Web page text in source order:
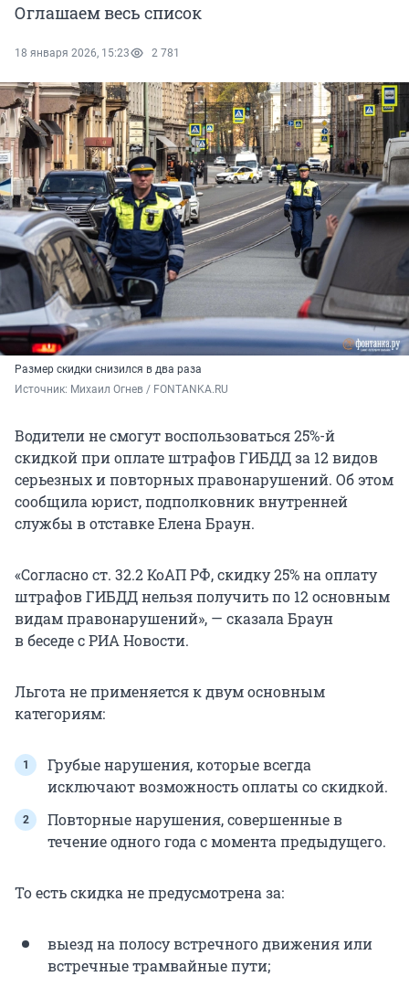
Оглашаем весь список
18 января 2026, 15:23 2 781
Размер скидки снизился в два раза
Источник: Михаил Огнев / FONTANKA.RU
Водители не смогут воспользоваться 25%-й
скидкой при оплате штрафов ГИБДД за 12 видов
серьезных и повторных правонарушений. Об этом
сообщила юрист, подполковник внутренней
службы в отставке Елена Браун.
«Согласно ст. 32.2 КоАП РФ, скидку 25% на оплату
штрафов ГИБДД нельзя получить по 12 основным
видам правонарушений», — сказала Браун
в беседе с РИА Новости.
Льгота не применяется к двум основным
категориям:
Грубые нарушения, которые всегда
исключают возможность оплаты со скидкой.
Повторные нарушения, совершенные в
течение одного года с момента предыдущего.
То есть скидка не предусмотрена за:
выезд на полосу встречного движения или
встречные трамвайные пути;